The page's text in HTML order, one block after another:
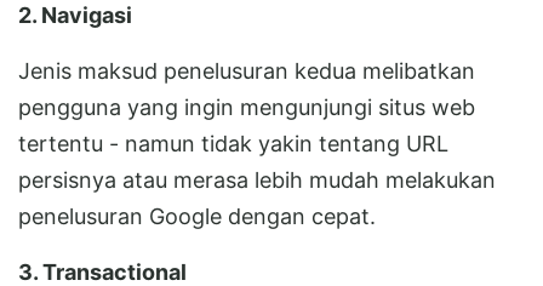
2. Navigasi
Jenis maksud penelusuran kedua melibatkan
pengguna yang ingin mengunjungi situs web
tertentu - namun tidak yakin tentang URL
persisnya atau merasa lebih mudah melakukan
penelusuran Google dengan cepat.
3. Transactional